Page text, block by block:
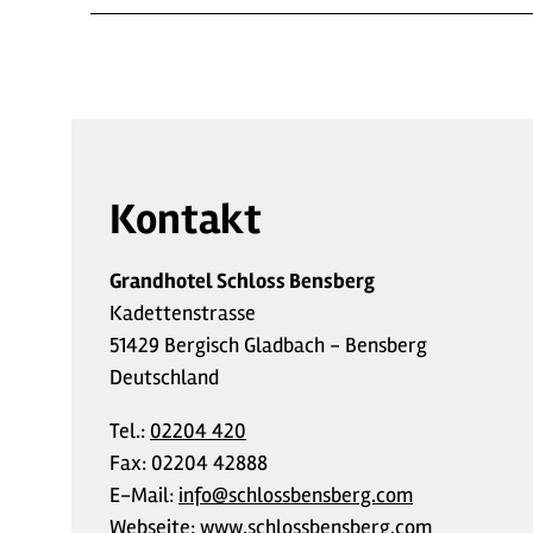
Kontakt
Grandhotel Schloss Bensberg
Kadettenstrasse
51429 Bergisch Gladbach - Bensberg
Deutschland
Tel.: 02204 420
Fax: 02204 42888
E-Mail: info@schlossbensberg.com
Webseite:www.schlossbensberg.com